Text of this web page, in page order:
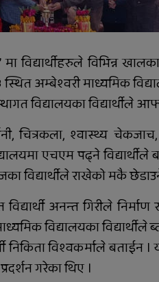
सञ्चालन हुने
विद्यार्थीहरुले विभिन्न
स्थित अम्बेश्वरी माध्यमिक
विद्यालयका विद्यार्थीले
चित्रकला, श्वास्थ्य
एचएम पढ्ने विद्यार्थीले
विद्यार्थीले राखेको मकै
अनन्त गिरीले
विद्यालयका
निकिता विश्वकर्माले बताईन
गरेका थिए ।